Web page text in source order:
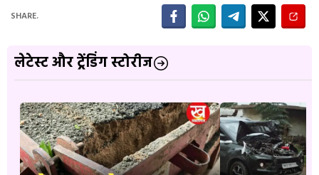
मेरी बताई टिप्‍स आपको हरपल अप-टू-डेट रहने और अपकी लाइफस्‍टाइल को स्‍टाइलिश बनाने
में मदद करेंगी।
SHARE.
लेटेस्ट और ट्रेंडिंग स्टोरीज